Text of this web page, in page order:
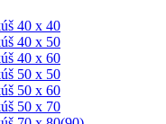
40 x 40
40 x 50
40 x 60
50 x 50
50 x 60
50 x 70